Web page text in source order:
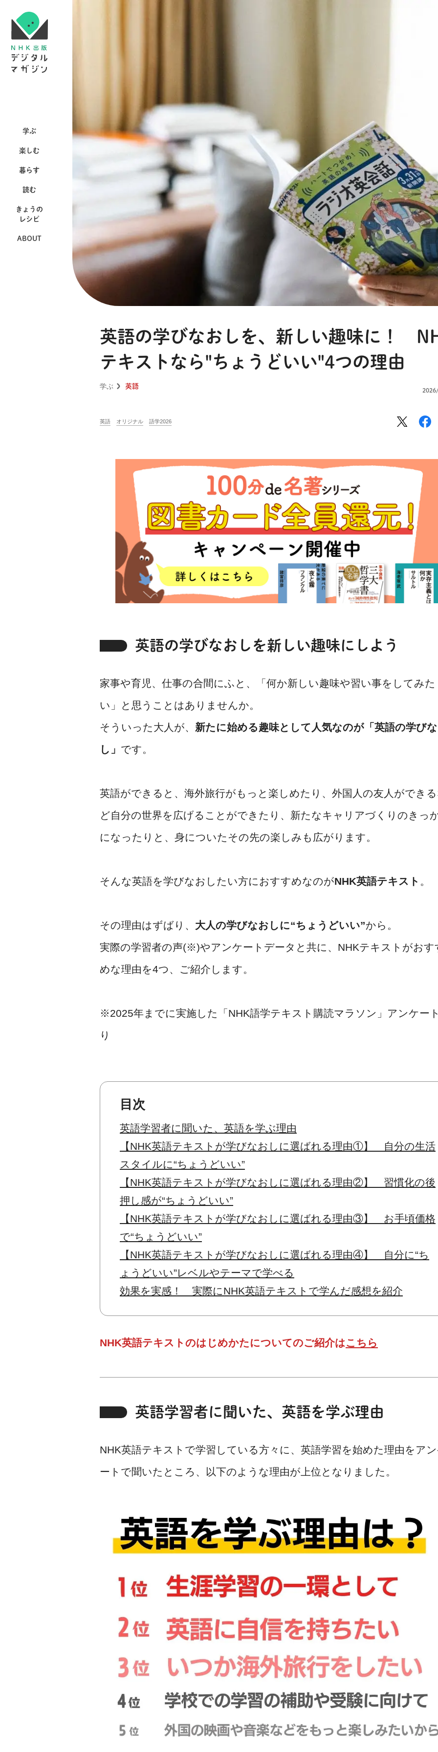
学ぶ
楽しむ
暮らす
読む
きょうの
レシピ
ABOUT
英語の学びなおしを、新しい趣味に！
テキストなら"ちょうどいい"4つの理由
学ぶ 英語
英語 オリジナル 語学2026
英語の学びなおしを新しい趣味にしよう
家事や育児、仕事の合間にふと、「何か新しい趣味や習い事をしてみた
い」と思うことはありませんか。
そういった大人が、 新たに始める趣味として人気なのが「英語の学び
し」 です。
英語ができると、海外旅行がもっと楽しめたり、外国人の友人ができ
ど自分の世界を広げることができたり、新たなキャリアづくりのきっ
になったりと、身についたその先の楽しみも広がります。
そんな英語を学びなおしたい方におすすめなのがNHK英語テキスト 。
その理由はずばり、 大人の学びなおしに“ちょうどいい”から。
実際の学習者の声(※)やアンケートデータと共に、NHKテキストがおす
めな理由を4つ、ご紹介します。
※2025年までに実施した「NHK語学テキスト購読マラソン」アンケー
り
目次
英語学習者に聞いた、英語を学ぶ理由
【NHK英語テキストが学びなおしに選ばれる理由①】 自分の生活
スタイルに“ちょうどいい”
【NHK英語テキストが学びなおしに選ばれる理由②】 習慣化の後
押し感が“ちょうどいい”
【NHK英語テキストが学びなおしに選ばれる理由③】 お手頃価格
で“ちょうどいい”
【NHK英語テキストが学びなおしに選ばれる理由④】 自分に“ち
ょうどいい”レベルやテーマで学べる
効果を実感！ 実際にNHK英語テキストで学んだ感想を紹介
NHK英語テキストのはじめかたについてのご紹介はこちら
英語学習者に聞いた、英語を学ぶ理由
NHK英語テキストで学習している方々に、英語学習を始めた理由をア
ートで聞いたところ、以下のような理由が上位となりました。